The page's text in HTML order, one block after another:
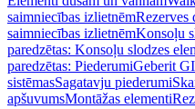
saimniecības izlietnēmRezerves
saimniecības izlietnēmKonsoļu
paredzētas: Konsoļu slodzes
paredzētas: PiederumiGeberit
sistēmasSagatavju piederumi
apšuvumsMontāžas elementi